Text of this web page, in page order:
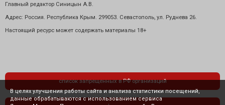
Главный редактор Синицын А.В.
Адрес: Россия. Республика Крым. 299053. Севастополь, ул. Руднева 26.
Настоящий ресурс может содержать материалы 18+
список запрещенных в РФ организаций
В целях улучшения работы сайта и анализа статистики посещений,
данные обрабатываются с использованием сервиса